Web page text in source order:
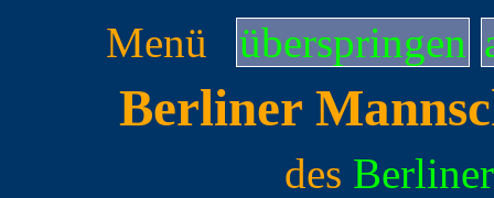
Menü überspringen
Berliner
des